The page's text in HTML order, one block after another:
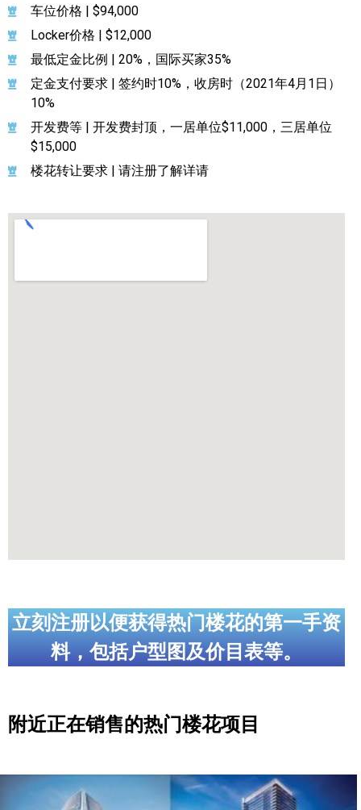
车位价格 | $94,000
Locker价格 | $12,000
最低定金比例 | 20%，国际买家35%
定金支付要求 | 签约时10%，收房时（2021年4月1日）
10%
开发费等 | 开发费封顶，一居单位$11,000，三居单位
$15,000
楼花转让要求 | 请注册了解详请
立刻注册以便获得热门楼花的第一手资
料，包括户型图及价目表等。
附近正在销售的热门楼花项目